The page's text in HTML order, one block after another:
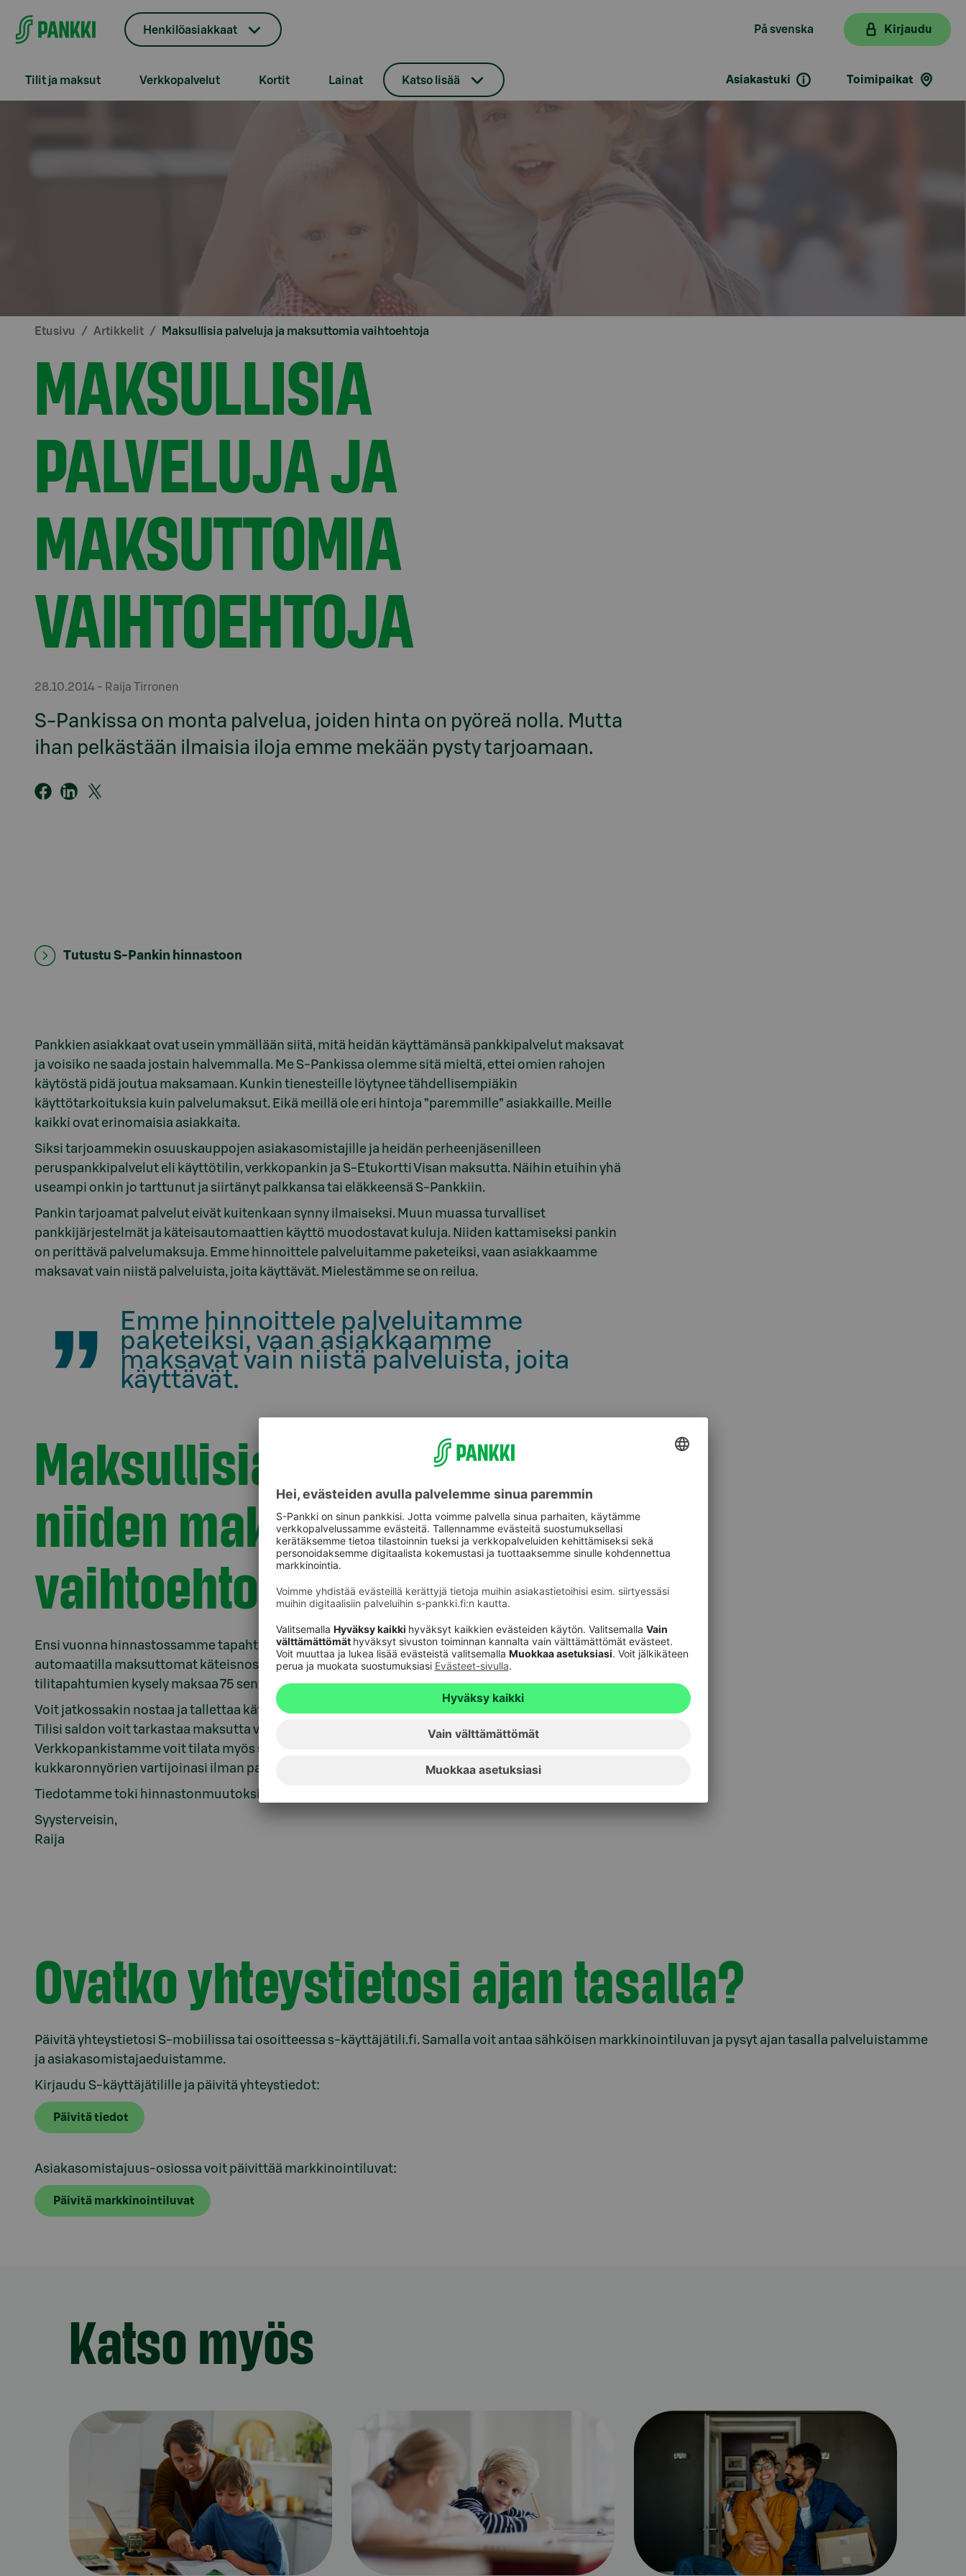
Henkilöasiakkaat På svenska Kirjaudu
Tilit ja maksut Verkkopalvelut Kortit Lainat Katso lisää Asiakastuki Toimipaikat
Etusivu Artikkelit Maksullisia palveluja ja maksuttomia vaihtoehtoja
MAKSULLISIA
PALVELUJA JA
MAKSUTTOMIA
VAIHTOEHTOJA
28.10.2014 - Raija Tirronen
S-Pankissa on monta palvelua, joiden hinta on pyöreä nolla. Mutta
ihan pelkästään ilmaisia iloja emme mekään pysty tarjoamaan.
Tutustu S-Pankin hinnastoon
Pankkien asiakkaat ovat usein ymmällään siitä, mitä heidän käyttämänsä pankkipalvelut maksavat
ja voisiko ne saada jostain halvemmalla. Me S-Pankissa olemme sitä mieltä, ettei omien rahojen
käytöstä pidä joutua maksamaan. Kunkin tienesteille löytynee tähdellisempiäkin
käyttötarkoituksia kuin palvelumaksut. Eikä meillä ole eri hintoja ”paremmille” asiakkaille. Meille
kaikki ovat erinomaisia asiakkaita.
Siksi tarjoammekin osuuskauppojen asiakasomistajille ja heidän perheenjäsenilleen
peruspankkipalvelut eli käyttötilin, verkkopankin ja S-Etukortti Visan maksutta. Näihin etuihin yhä
useampi onkin jo tarttunut ja siirtänyt palkkansa tai eläkkeensä S-Pankkiin.
Pankin tarjoamat palvelut eivät kuitenkaan synny ilmaiseksi. Muun muassa turvalliset
pankkijärjestelmät ja käteisautomaattien käyttö muodostavat kuluja. Niiden kattamiseksi pankin
on perittävä palvelumaksuja. Emme hinnoittele palveluitamme paketeiksi, vaan asiakkaamme
maksavat vain niistä palveluista, joita käyttävät. Mielestämme se on reilua.
Emme hinnoittele palveluitamme
paketeiksi, vaan asiakkaamme
maksavat vain niistä palveluista, joita
käyttävät.
Maksullisia palveluja ja
niiden maksuttomia
vaihtoehtoja
Ensi vuonna hinnastossamme tapahtuu muutoksia. Esimerkiksi maaliskuusta alkaen Otto-
automaatilla maksuttomat käteisnostot on rajattu viiteen kertaan kuukaudessa ja S-Tilin saldon ja
tilitapahtumien kysely maksaa 75 senttiä.
Voit jatkossakin nostaa ja tallettaa käteistä ilmaiseksi yli tuhannen S-ryhmän toimipaikan kassalla.
Tilisi saldon voit tarkastaa maksutta verkkopankista tai aina mukana kulkevasta S-mobiilista.
Verkkopankistamme voit tilata myös saldoviestejä sekä -hälytyksiä, jotka toimivat
kukkaronnyörien vartijoinasi ilman palkkaa.
Tiedotamme toki hinnastonmuutoksista vielä erikseen kaikkia, joita muutokset koskevat.
Syysterveisin,
Raija
Ovatko yhteystietosi ajan tasalla?
Päivitä yhteystietosi S-mobiilissa tai osoitteessa s-käyttäjätili.fi. Samalla voit antaa sähköisen markkinointiluvan ja pysyt ajan tasalla palveluistamme
ja asiakasomistajaeduistamme.
Kirjaudu S-käyttäjätilille ja päivitä yhteystiedot:
Päivitä tiedot
Asiakasomistajuus-osiossa voit päivittää markkinointiluvat:
Päivitä markkinointiluvat
Katso myös